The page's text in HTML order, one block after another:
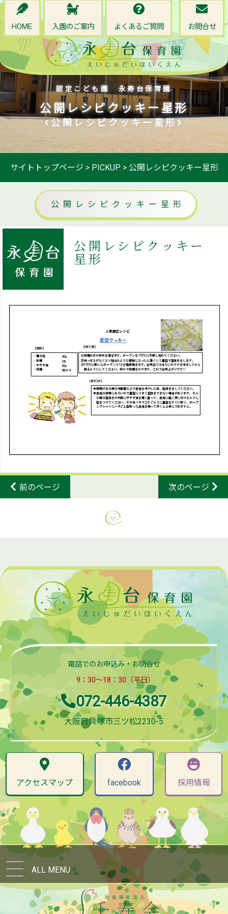
HOME 入園のご案内 よくあるご質問 お問合せ
認定こども園 永寿台保育園
公開レシピクッキー星形
公開レシピクッキー星形
サイトトップページ > PICKUP > 公開レシピクッキー星形
公開レシピクッキー星形
公開レシピクッキー
星形
前のページ 次のページ
電話でのお申込み・お問合せ
9：30～18：30（平日）
072-446-4387
大阪府貝塚市三ツ松2230-5
アクセスマップ facebook 採用情報
ALL MENU